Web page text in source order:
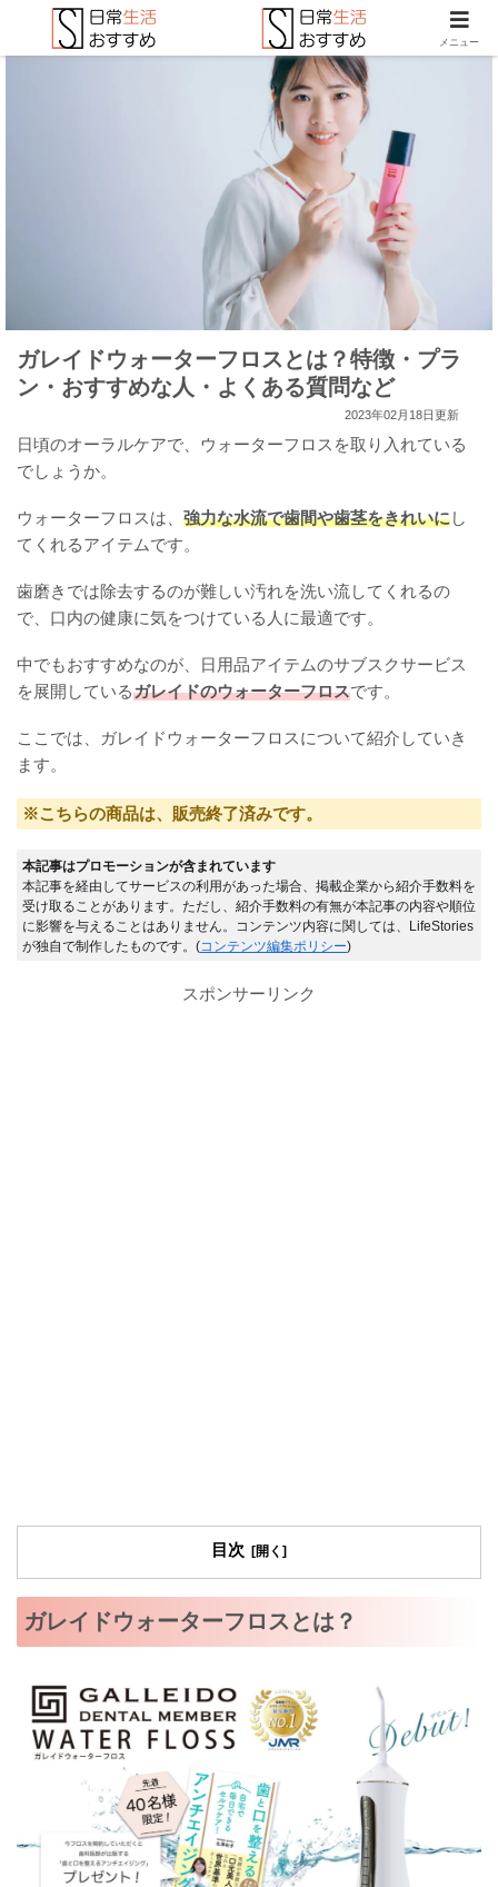
ガレイドウォーターフロスとは？特徴・プラ
ン・おすすめな人・よくある質問など
2023年02月18日更新
日頃のオーラルケアで、ウォーターフロスを取り入れている
でしょうか。
ウォーターフロスは、 強力な水流で歯間や歯茎をきれいにし
てくれるアイテムです。
歯磨きでは除去するのが難しい汚れを洗い流してくれるの
で、口内の健康に気をつけている人に最適です。
中でもおすすめなのが、日用品アイテムのサブスクサービス
を展開しているガレイドのウォーターフロスです。
ここでは、ガレイドウォーターフロスについて紹介していき
ます。
※こちらの商品は、販売終了済みです。
本記事はプロモーションが含まれています
本記事を経由してサービスの利用があった場合、掲載企業から紹介手数料を
受け取ることがあります。ただし、紹介手数料の有無が本記事の内容や順位
に影響を与えることはありません。コンテンツ内容に関しては、LifeStories
が独自で制作したものです。(コンテンツ編集ポリシー)
スポンサーリンク
目次
ガレイドウォーターフロスとは？
メニュー